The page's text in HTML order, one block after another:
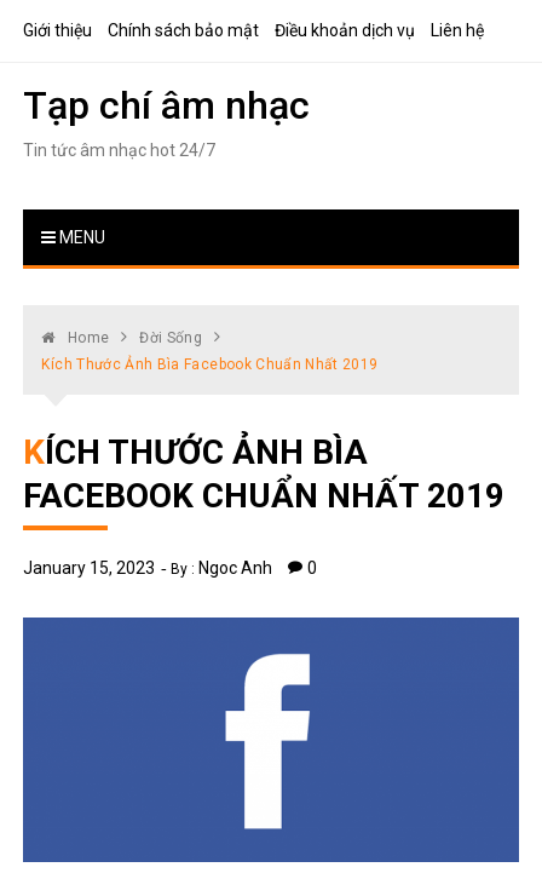
Giới thiệu Chính sách bảo mật Điều khoản dịch vụ Liên hệ
Tạp chí âm nhạc
Tin tức âm nhạc hot 24/7
MENU
Home
Đời Sống
Kích Thước Ảnh Bìa Facebook Chuẩn Nhất 2019
KÍCH THƯỚC ẢNH BÌA
FACEBOOK CHUẨN NHẤT 2019
January 15, 2023 By : Ngoc Anh 0